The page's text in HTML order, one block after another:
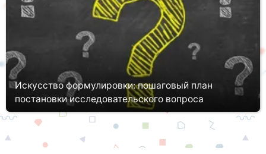
Искусство формулировки: пошаговый план
постановки исследовательского вопроса
При выполнении любых академических работ студенты и
исследовательский вопрос. Но далеко не каждый автор точно